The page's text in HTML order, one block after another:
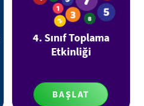
4. Sınıf Toplama
Etkinliği
BAŞLAT